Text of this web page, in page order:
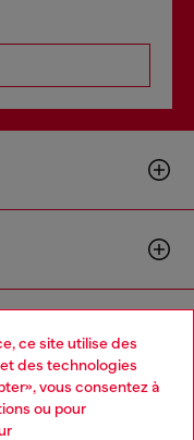
ce site utilise des
des technologies
vous consentez à
ou pour